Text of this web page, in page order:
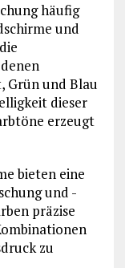
häufig
und
Grün und Blau
dieser
erzeugt
bieten eine
und -
präzise
zu